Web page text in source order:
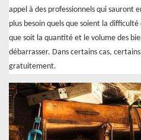
appel à des professionnels qui sauront
plus besoin quels que soient la
que soit la quantité et le volume des
débarrasser. Dans certains cas,
gratuitement.